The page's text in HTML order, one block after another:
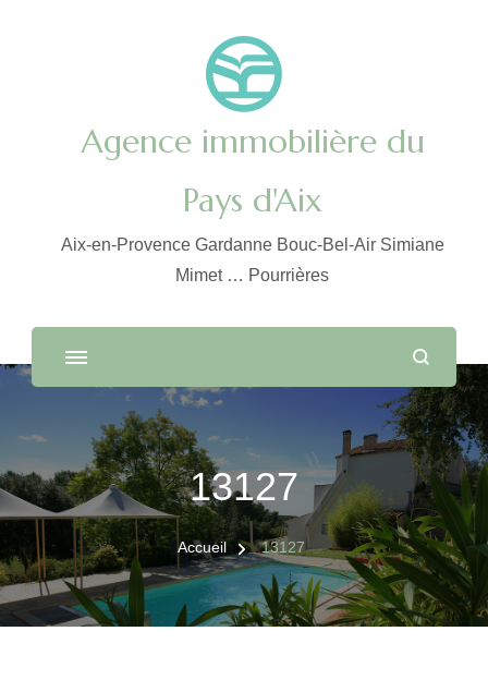
Agence immobilière du
Pays d'Aix
Aix-en-Provence Gardanne Bouc-Bel-Air Simiane
Mimet … Pourrières
13127
Accueil 13127